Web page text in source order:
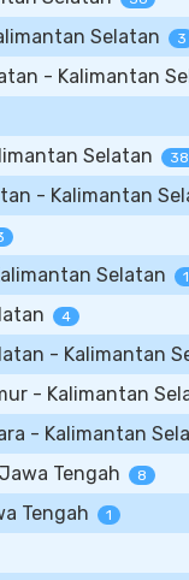
Selatan 3
- Kalimantan
Selatan
- Kalimantan
Selatan
4
- Kalimantan
- Kalimantan
- Kalimantan
Tengah 8
Tengah 1